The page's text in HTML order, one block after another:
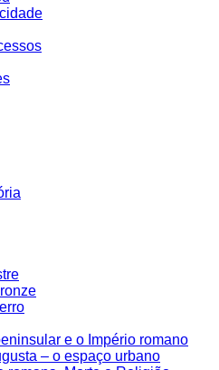
e o Império romano
– o espaço urbano